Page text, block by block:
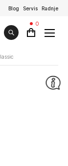
Blog Servis Radnje
0